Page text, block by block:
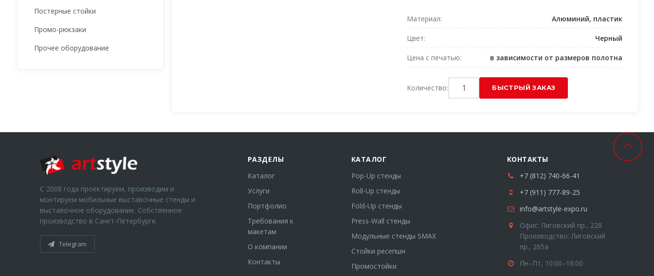
Материал Алюминий, пластик
Цвет Черный
Цена с печатью в зависимости от размеров полотна
Количество:
Постерные стойки
Промо-рюкзаки
Прочее оборудование
С 2008 года проектируем, производим и
монтируем мобильные выставочные стенды и
выставочное оборудование. Собственное
производство в Санкт-Петербурге.
Telegram
РАЗДЕЛЫ
Каталог
Услуги
Портфолио
Требования к
макетам
О компании
Контакты
КАТАЛОГ
Pop-Up стенды
Roll-Up стенды
Fold-Up стенды
Press-Wall стенды
Модульные стенды SMAX
Стойки ресепшн
Промостойки
КОНТАКТЫ
+7 (812) 740-66-41
+7 (911) 777-89-25
info@artstyle-expo.ru
Офис: Лиговский пр., 228
Производство: Лиговский
пр., 265а
Пн–Пт, 10:00–18:00